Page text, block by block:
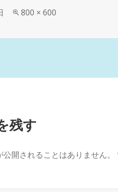
フ
サ
800 × 600
残す
開されることはありません。